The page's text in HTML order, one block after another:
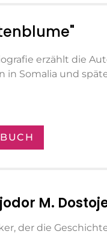
erzählt die
in Somalia und
M.
der die